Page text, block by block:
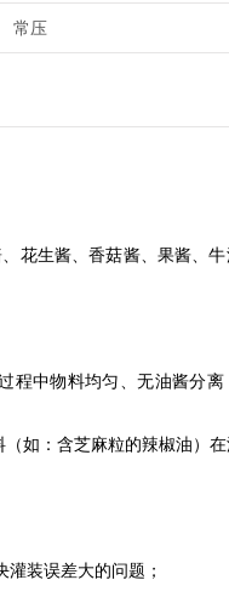
常压
花生酱、香菇酱、果酱、
程中物料均匀、无油酱分
如：含芝麻粒的辣椒油）
装误差大的问题；